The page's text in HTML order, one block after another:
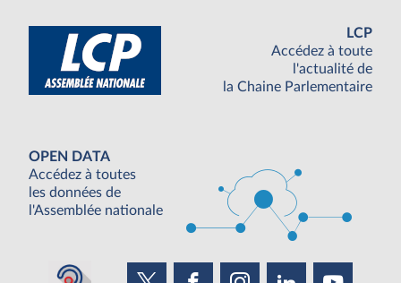
LCP
Accédez à toute
l'actualité de
la Chaine Parlementaire
OPEN DATA
Accédez à toutes
les données de
l'Assemblée nationale